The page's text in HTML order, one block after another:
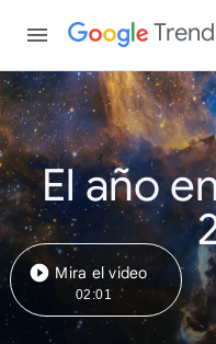
El año
Mira el video
02:01